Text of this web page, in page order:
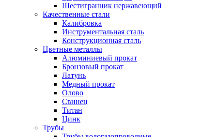
Шестигранник нержавеющий
Качественные стали
Калибровка
Инструментальная сталь
Конструкционная сталь
Цветные металлы
Алюминиевый прокат
Бронзовый прокат
Латунь
Медный прокат
Олово
Свинец
Титан
Цинк
Трубы